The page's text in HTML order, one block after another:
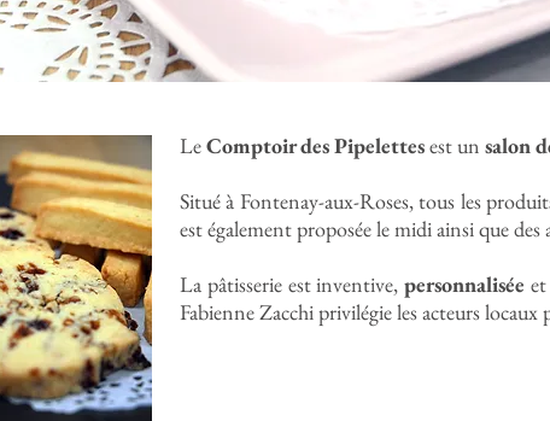
LeComptoir des Pipelettesest un salon
Situé à Fontenay-aux-Roses, tous les
est également proposée le midi ainsi que des
La pâtisserie est inventive,personnalisée
Fabienne Zacchi privilégie les acteurs